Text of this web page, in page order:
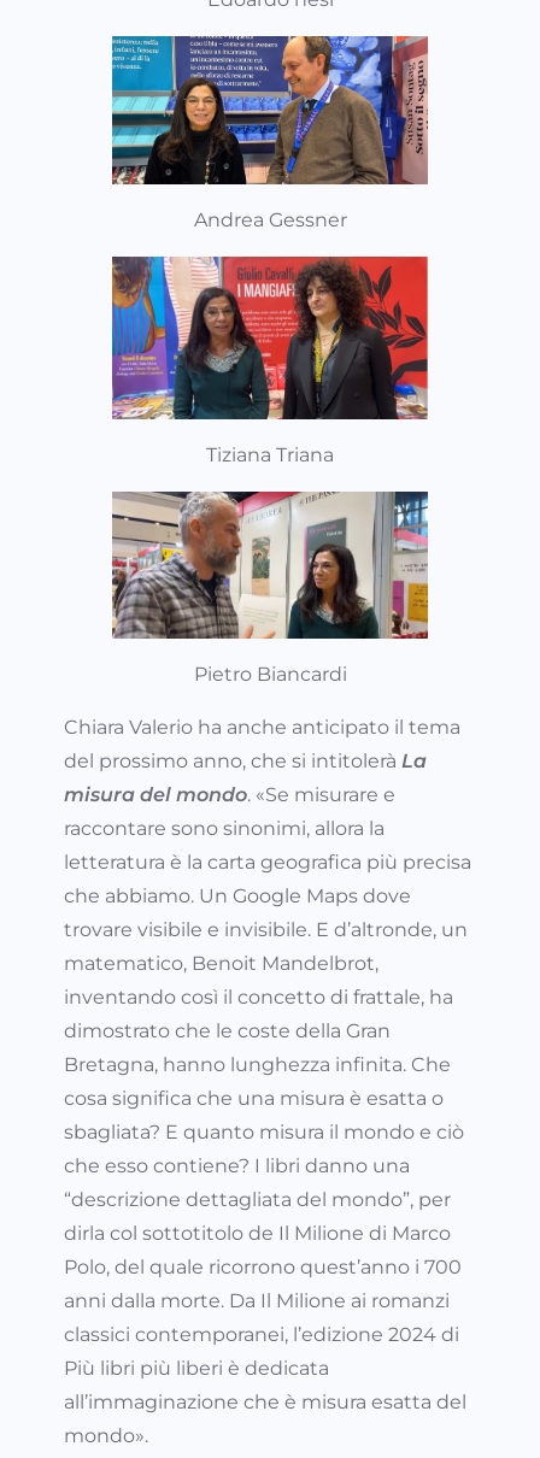
Andrea Gessner
Tiziana Triana
Pietro Biancardi
Chiara Valerio ha anche anticipato il tema
del prossimo anno, che si intitolerà La
misura del mondo. «Se misurare e
raccontare sono sinonimi, allora la
letteratura è la carta geografica più precisa
che abbiamo. Un Google Maps dove
trovare visibile e invisibile. E d’altronde, un
matematico, Benoit Mandelbrot,
inventando così il concetto di frattale, ha
dimostrato che le coste della Gran
Bretagna, hanno lunghezza infinita. Che
cosa significa che una misura è esatta o
sbagliata? E quanto misura il mondo e ciò
che esso contiene? I libri danno una
“descrizione dettagliata del mondo”, per
dirla col sottotitolo de Il Milione di Marco
Polo, del quale ricorrono quest’anno i 700
anni dalla morte. Da Il Milione ai romanzi
classici contemporanei, l’edizione 2024 di
Più libri più liberi è dedicata
all’immaginazione che è misura esatta del
mondo».